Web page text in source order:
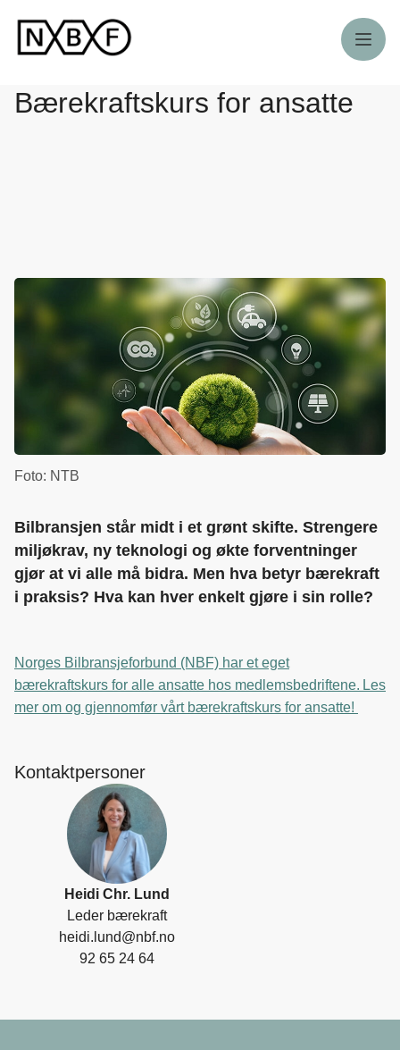
Meny
Bærekraftskurs for ansatte
Foto: NTB
Bilbransjen står midt i et grønt skifte. Strengere
miljøkrav, ny teknologi og økte forventninger
gjør at vi alle må bidra. Men hva betyr bærekraft
i praksis? Hva kan hver enkelt gjøre i sin rolle?
Norges Bilbransjeforbund (NBF) har et eget
bærekraftskurs for alle ansatte hos medlemsbedriftene. Les
mer om og gjennomfør vårt bærekraftskurs for ansatte!
Kontaktpersoner
Heidi Chr. Lund
Leder bærekraft
heidi.lund@nbf.no
92 65 24 64